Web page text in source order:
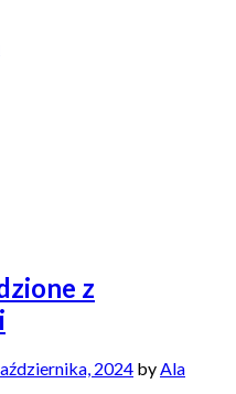
z
2024 by Ala